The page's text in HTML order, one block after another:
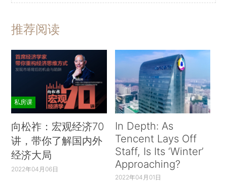
推荐阅读
私房课
向松祚：宏观经济70
讲，带你了解国内外
经济大局
2022年04月06日
In Depth: As
Tencent Lays Off
Staff, Is Its ‘Winter’
Approaching?
2022年04月01日